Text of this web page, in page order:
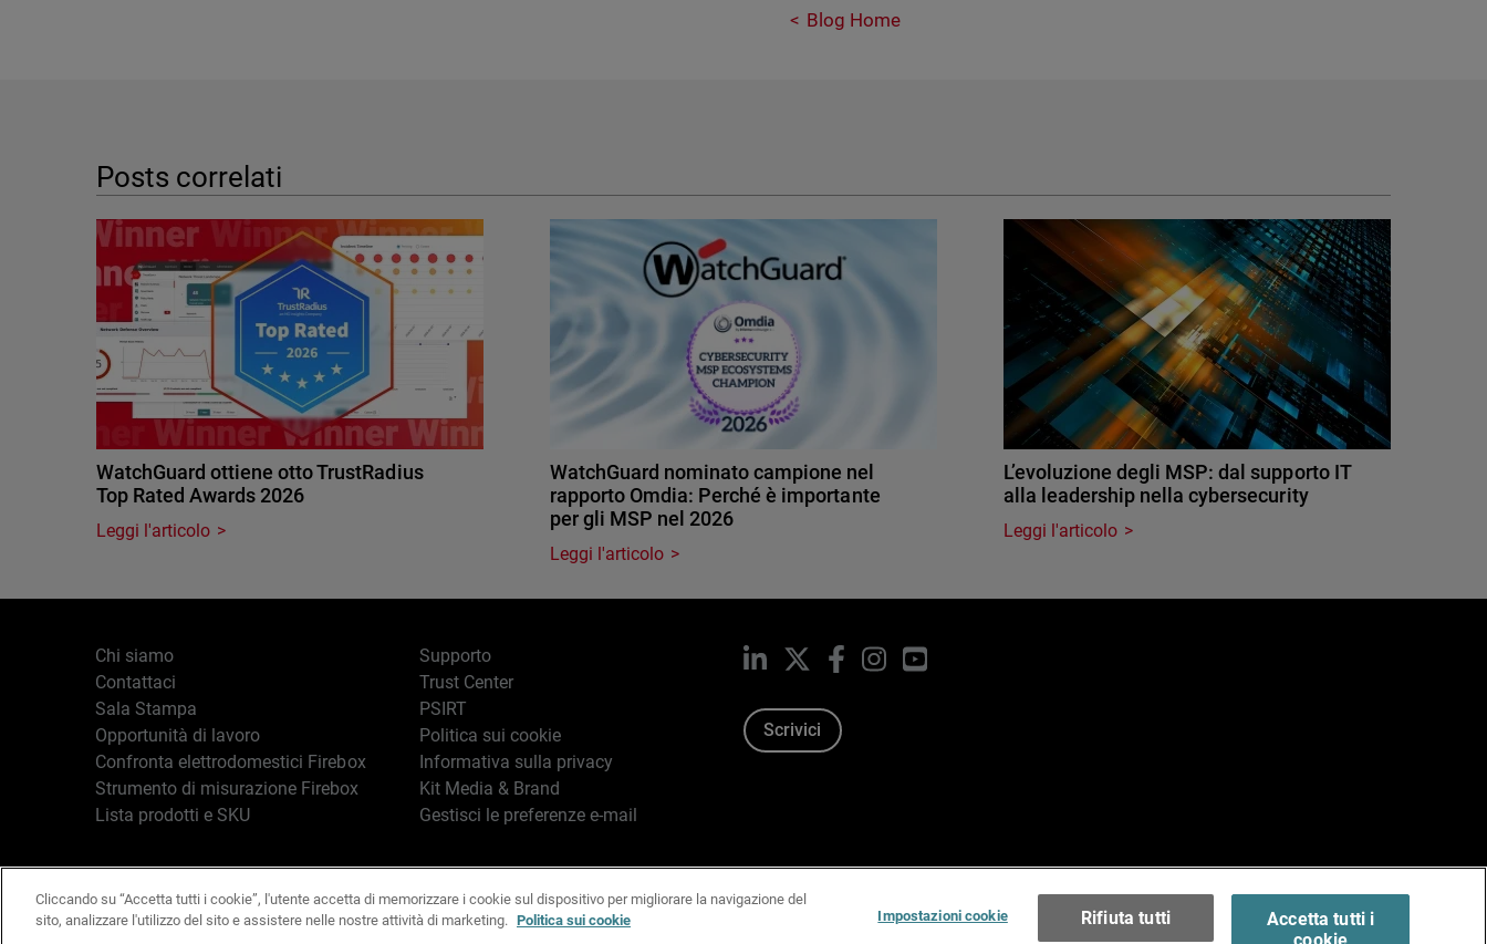
Blog Home
Posts correlati
WatchGuard ottiene otto TrustRadius
Top Rated Awards 2026
Leggi l'articolo
WatchGuard nominato campione nel
rapporto Omdia: Perché è importante
per gli MSP nel 2026
Leggi l'articolo
L’evoluzione degli MSP: dal supporto IT
alla leadership nella cybersecurity
Leggi l'articolo
Chi siamo
Contattaci
Sala Stampa
Opportunità di lavoro
Confronta elettrodomestici Firebox
Strumento di misurazione Firebox
Lista prodotti e SKU
Supporto
Trust Center
PSIRT
Politica sui cookie
Informativa sulla privacy
Kit Media & Brand
Gestisci le preferenze e-mail
LinkedIn Facebook
InstagramYouTube
Scrivici
Italiano Copyright © 1996-2026 WatchGuard Technologies, Inc. tutti i diritti riservati.Terms of Use >
Cliccando su “Accetta tutti i cookie”, l'utente accetta di memorizzare i cookie sul dispositivo per migliorare la navigazione del
sito, analizzare l'utilizzo del sito e assistere nelle nostre attività di marketing. Politica sui cookie Impostazioni cookie Rifiuta tutti
Accetta tutti i